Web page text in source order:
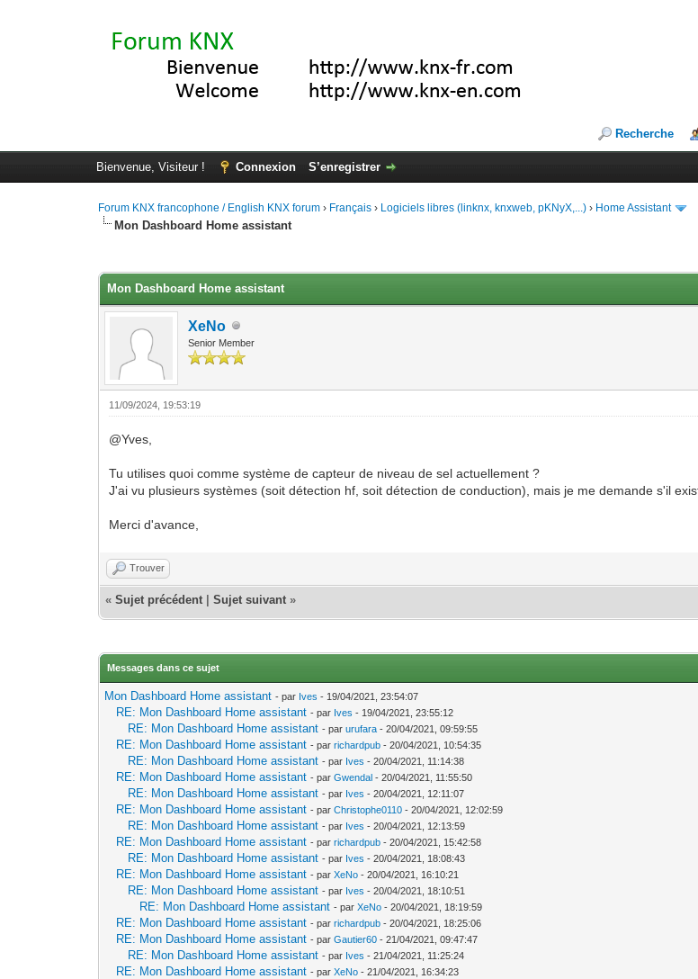
Recherche
Bienvenue, Visiteur ! Connexion S’enregistrer
Forum KNX francophone / English KNX forum › Français › Logiciels libres (linknx, knxweb, pKNyX,...) › Home Assistant
Mon Dashboard Home assistant
Mon Dashboard Home assistant
XeNo
Senior Member
11/09/2024, 19:53:19
@Yves,
Tu utilises quoi comme système de capteur de niveau de sel actuellement ?
J'ai vu plusieurs systèmes (soit détection hf, soit détection de conduction), mais je me demande s'il
Merci d'avance,
Trouver
«Sujet précédent |Sujet suivant »
Messages dans ce sujet
Mon Dashboard Home assistant - par Ives - 19/04/2021, 23:54:07
RE: Mon Dashboard Home assistant - par Ives - 19/04/2021, 23:55:12
RE: Mon Dashboard Home assistant - parurufara - 20/04/2021, 09:59:55
RE: Mon Dashboard Home assistant - parrichardpub - 20/04/2021, 10:54:35
RE: Mon Dashboard Home assistant - par Ives - 20/04/2021, 11:14:38
RE: Mon Dashboard Home assistant - parGwendal - 20/04/2021, 11:55:50
RE: Mon Dashboard Home assistant - par Ives - 20/04/2021, 12:11:07
RE: Mon Dashboard Home assistant - parChristophe0110 - 20/04/2021, 12:02:59
RE: Mon Dashboard Home assistant - par Ives - 20/04/2021, 12:13:59
RE: Mon Dashboard Home assistant - parrichardpub - 20/04/2021, 15:42:58
RE: Mon Dashboard Home assistant - par Ives - 20/04/2021, 18:08:43
RE: Mon Dashboard Home assistant - parXeNo - 20/04/2021, 16:10:21
RE: Mon Dashboard Home assistant - par Ives - 20/04/2021, 18:10:51
RE: Mon Dashboard Home assistant - parXeNo - 20/04/2021, 18:19:59
RE: Mon Dashboard Home assistant - parrichardpub - 20/04/2021, 18:25:06
RE: Mon Dashboard Home assistant - parGautier60 - 21/04/2021, 09:47:47
RE: Mon Dashboard Home assistant - par Ives - 21/04/2021, 11:25:24
RE: Mon Dashboard Home assistant - parXeNo - 21/04/2021, 16:34:23